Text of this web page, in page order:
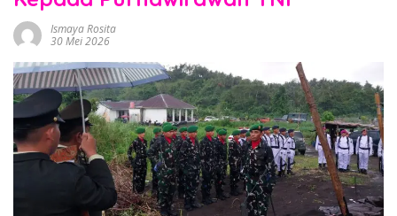
Ismaya Rosita
30 Mei 2026